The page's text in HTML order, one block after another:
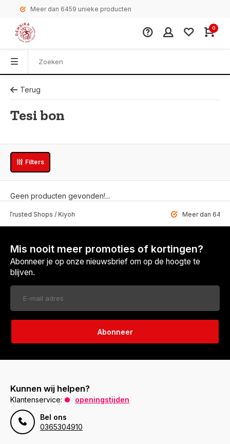
Meer dan 6459 unieke producten
0
Terug
Tesi bon
Filters
Geen producten gevonden!...
Shops / Kiyoh Meer dan 6459
Mis nooit meer promoties of kortingen?
Abonneer je op onze nieuwsbrief om op de hoogte te
blijven.
Abonneer
Kunnen wij helpen?
Klantenservice:
openingstijden
Bel ons
0365304910